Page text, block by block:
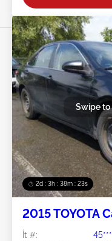
2d : 3h : 38m : 20s
Swipe to
2015 TOYOTA
Ít #: